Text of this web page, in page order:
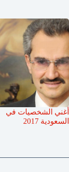
أغني الشخصيات في
السعودية 2017